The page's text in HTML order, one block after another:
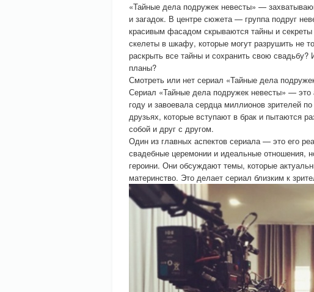
«Тайные дела подружек невесты» —
и загадок. В центре сюжета — группа подруг
красивым фасадом скрываются тайны и
скелеты в шкафу, которые могут разрушить не
раскрыть все тайны и сохранить свою
планы?
Смотреть или нет сериал «Тайные дела
Сериал «Тайные дела подружек невесты» —
году и завоевала сердца миллионов зрителей
друзьях, которые вступают в брак и пытаются
собой и друг с другом.
Один из главных аспектов сериала — это его
свадебные церемонии и идеальные отношения,
героини. Они обсуждают темы, которые
материнство. Это делает сериал близким к